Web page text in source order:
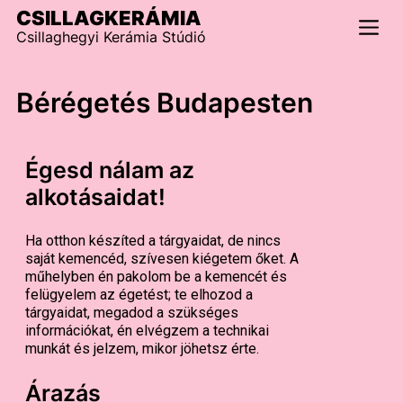
CSILLAGKERÁMIA
Csillaghegyi Kerámia Stúdió
Bérégetés Budapesten
Égesd nálam az
alkotásaidat!
Ha otthon készíted a tárgyaidat, de nincs
saját kemencéd, szívesen kiégetem őket. A
műhelyben én pakolom be a kemencét és
felügyelem az égetést; te elhozod a
tárgyaidat, megadod a szükséges
információkat, én elvégzem a technikai
munkát és jelzem, mikor jöhetsz érte.
Árazás